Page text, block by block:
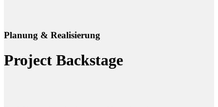
Planung & Realisierung
Project Backstage